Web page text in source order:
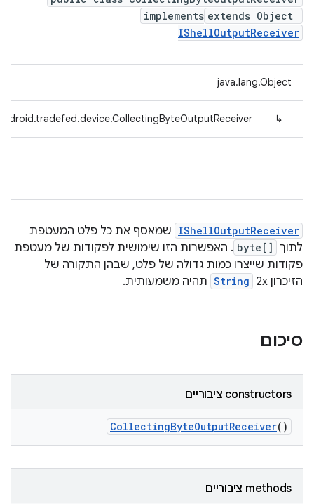
extends Object
implements
IShellOutputReceiver
java.lang.Object
↳
IShellOutputReceiver שמאסף את כל פלט המעטפת
לתוך
byte[] . האפשרות הזו שימושית לפקודות של מעטפת
פקודות שייצרו כמות גדולה של פלט, שבהן התקורה של
הזיכרון 2x
String תהיה משמעותית.
סיכום
‫constructors ציבוריים
CollectingByteOutputReceiver()
‫methods ציבוריים